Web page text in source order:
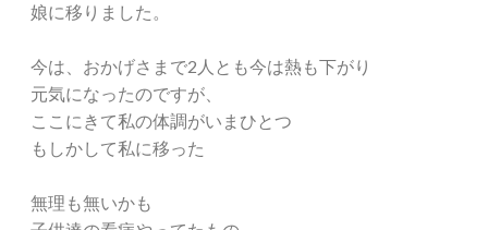
娘に移りました。
今は、おかげさまで2人とも今は熱も下がり
元気になったのですが、
ここにきて私の体調がいまひとつ
もしかして私に移った
無理も無いかも